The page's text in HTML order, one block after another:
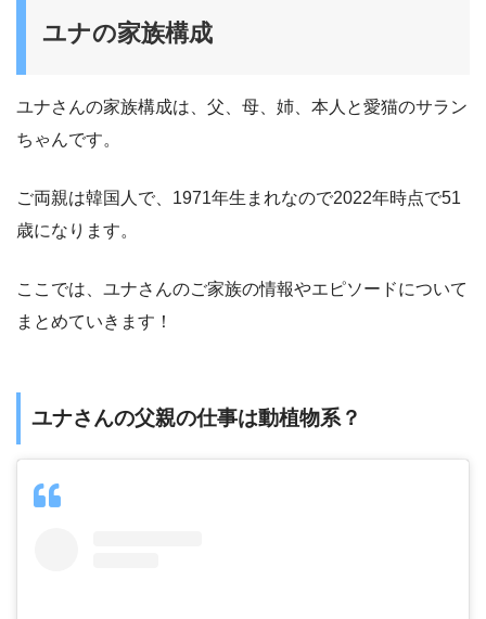
ユナの家族構成
ユナさんの家族構成は、父、母、姉、本人と愛猫のサラン
ちゃんです。
ご両親は韓国人で、1971年生まれなので2022年時点で51
歳になります。
ここでは、ユナさんのご家族の情報やエピソードについて
まとめていきます！
ユナさんの父親の仕事は動植物系？